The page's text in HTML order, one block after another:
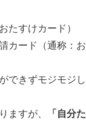
たすけカード）
カード（通称：お
できずモジモジし
ますが、
「自分た